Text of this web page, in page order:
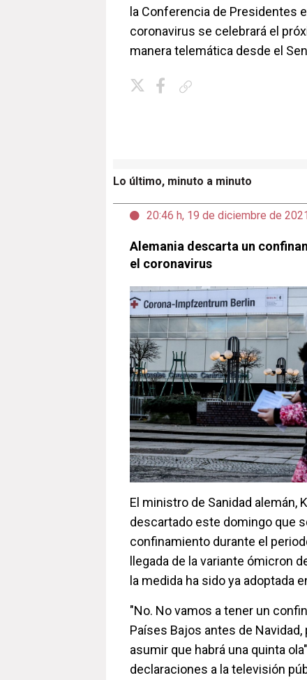
la Conferencia de Presidentes
coronavirus se celebrará el
manera telemática desde el
Lo último, minuto a minuto
20:46 h, 19 de diciembre de
Alemania descarta un
el coronavirus
El ministro de Sanidad alemán,
descartado este domingo que
confinamiento durante el
llegada de la variante ómicron
la medida ha sido ya adoptada
"No. No vamos a tener un
Países Bajos antes de
asumir que habrá una quinta
declaraciones a la televisión